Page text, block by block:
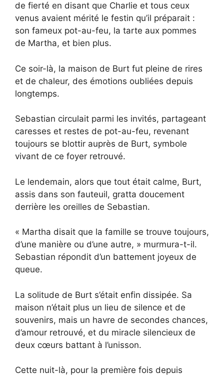
de fierté en disant que Charlie et tous ceux
venus avaient mérité le festin qu’il préparait :
son fameux pot-au-feu, la tarte aux pommes
de Martha, et bien plus.
Ce soir-là, la maison de Burt fut pleine de rires
et de chaleur, des émotions oubliées depuis
longtemps.
Sebastian circulait parmi les invités, partageant
caresses et restes de pot-au-feu, revenant
toujours se blottir auprès de Burt, symbole
vivant de ce foyer retrouvé.
Le lendemain, alors que tout était calme, Burt,
assis dans son fauteuil, gratta doucement
derrière les oreilles de Sebastian.
« Martha disait que la famille se trouve toujours,
d’une manière ou d’une autre, » murmura-t-il.
Sebastian répondit d’un battement joyeux de
queue.
La solitude de Burt s’était enfin dissipée. Sa
maison n’était plus un lieu de silence et de
souvenirs, mais un havre de secondes chances,
d’amour retrouvé, et du miracle silencieux de
deux cœurs battant à l’unisson.
Cette nuit-là, pour la première fois depuis